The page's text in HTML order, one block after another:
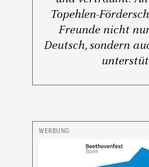
Topehlen-
Freunde nicht
Deutsch, sondern